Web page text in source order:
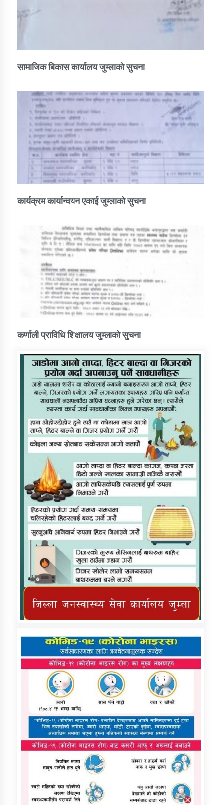
सामाजिक बिकास कार्यालय जुम्लाकाे सुचना
कार्यक्रम कार्यान्वयन एकाई जुम्लाको सुचना
कर्णाली प्राविधि शिक्षालय जुम्लाको सुचना